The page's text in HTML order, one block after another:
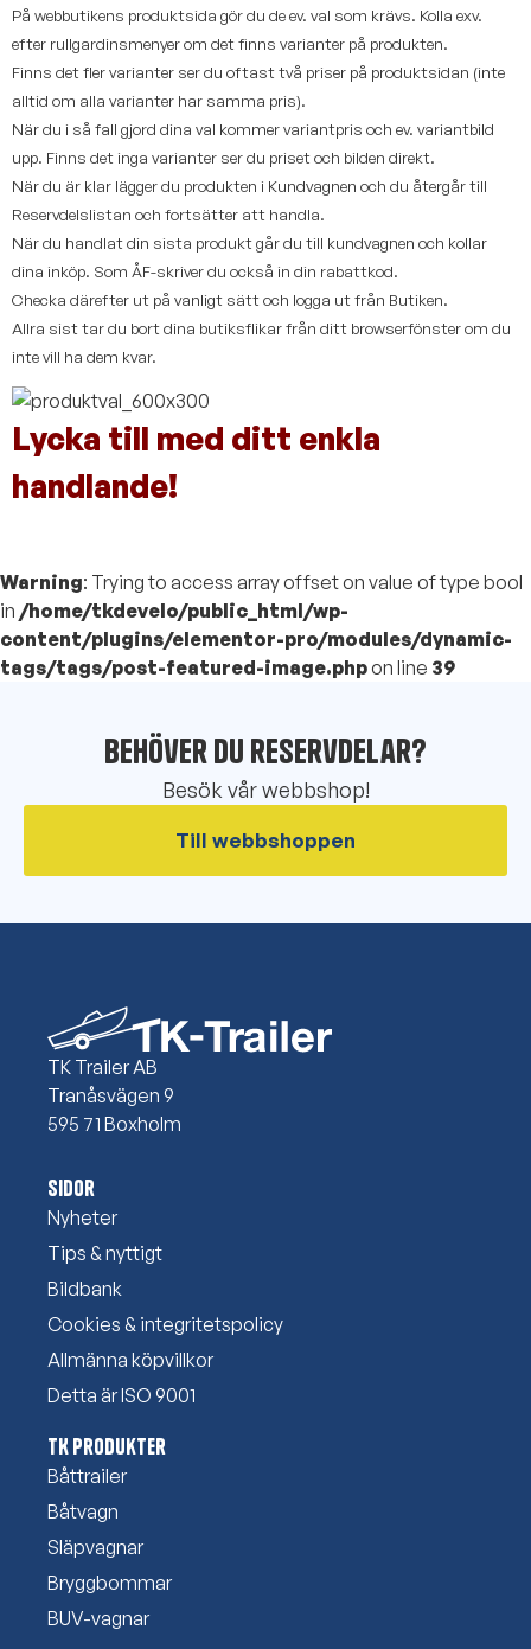
På webbutikens produktsida gör du de ev. val som krävs. Kolla exv.
efter rullgardinsmenyer om det finns varianter på produkten.
Finns det fler varianter ser du oftast två priser på produktsidan (inte
alltid om alla varianter har samma pris).
När du i så fall gjord dina val kommer variantpris och ev. variantbild
upp. Finns det inga varianter ser du priset och bilden direkt.
När du är klar lägger du produkten i Kundvagnen och du återgår till
Reservdelslistan och fortsätter att handla.
När du handlat din sista produkt går du till kundvagnen och kollar
dina inköp. Som ÅF-skriver du också in din rabattkod.
Checka därefter ut på vanligt sätt och logga ut från Butiken.
Allra sist tar du bort dina butiksflikar från ditt browserfönster om du
inte vill ha dem kvar.
Lycka till med ditt enkla
handlande!
Warning: Trying to access array offset on value of type bool
in /home/tkdevelo/public_html/wp-
content/plugins/elementor-pro/modules/dynamic-
tags/tags/post-featured-image.phpon line 39
Behöver du reservdelar?
Besök vår webbshop!
Till webbshoppen
TK Trailer AB
Tranåsvägen 9
595 71 Boxholm
Sidor
Nyheter
Tips & nyttigt
Bildbank
Cookies & integritetspolicy
Allmänna köpvillkor
Detta är ISO 9001
TK Produkter
Båttrailer
Båtvagn
Släpvagnar
Bryggbommar
BUV-vagnar